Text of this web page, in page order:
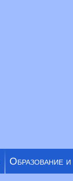
Образование